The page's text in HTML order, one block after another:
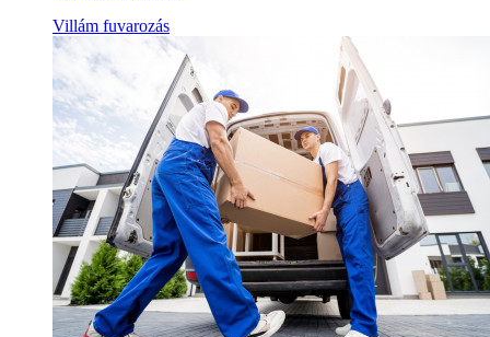
Villám fuvarozás